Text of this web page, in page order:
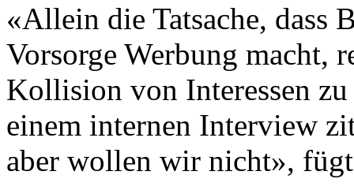
«Allein die Tatsache, dass
Vorsorge Werbung macht,
Kollision von Interessen
einem internen Interview
aber wollen wir nicht»,